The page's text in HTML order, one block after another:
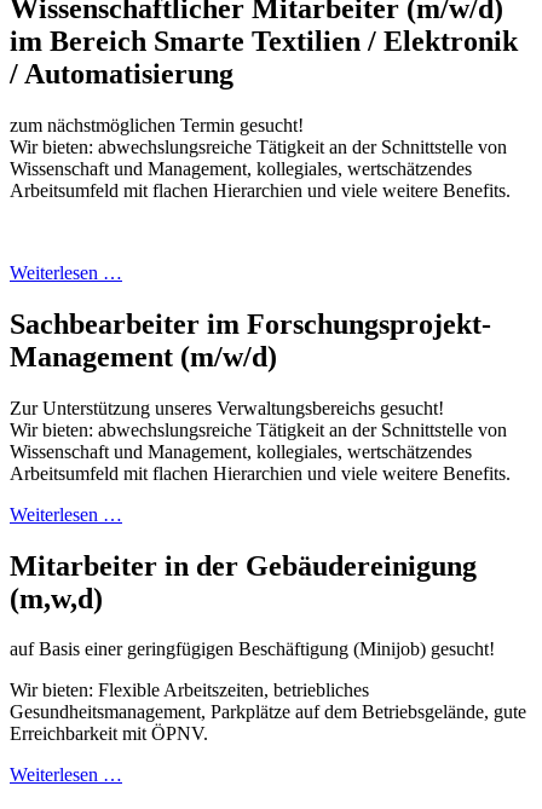
Wissenschaftlicher Mitarbeiter (m/w/d)
im Bereich Smarte Textilien / Elektronik
/ Automatisierung
zum nächstmöglichen Termin gesucht!
Wir bieten: abwechslungsreiche Tätigkeit an der Schnittstelle von
Wissenschaft und Management, kollegiales, wertschätzendes
Arbeitsumfeld mit flachen Hierarchien und viele weitere Benefits.
Weiterlesen …
Sachbearbeiter im Forschungsprojekt-
Management (m/w/d)
Zur Unterstützung unseres Verwaltungsbereichs gesucht!
Wir bieten: abwechslungsreiche Tätigkeit an der Schnittstelle von
Wissenschaft und Management, kollegiales, wertschätzendes
Arbeitsumfeld mit flachen Hierarchien und viele weitere Benefits.
Weiterlesen …
Mitarbeiter in der Gebäudereinigung
(m,w,d)
auf Basis einer geringfügigen Beschäftigung (Minijob) gesucht!
Wir bieten: Flexible Arbeitszeiten, betriebliches
Gesundheitsmanagement, Parkplätze auf dem Betriebsgelände, gute
Erreichbarkeit mit ÖPNV.
Weiterlesen …